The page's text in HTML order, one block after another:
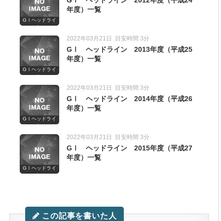
GⅠヘッドライ
ン
年度）一覧
GⅠヘッドライ
ン
2022年03月21日 目安時間 3分
GⅠ ヘッドライン 2013年度（平成25
年度）一覧
GⅠヘッドライ
ン
2022年03月21日 目安時間 3分
GⅠ ヘッドライン 2014年度（平成26
年度）一覧
GⅠヘッドライ
ン
2022年03月21日 目安時間 3分
GⅠ ヘッドライン 2015年度（平成27
年度）一覧
この記事を書いた人